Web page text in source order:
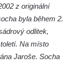
z originální
byla během 2.
odlitek,
Na místo
Jaroše. Socha